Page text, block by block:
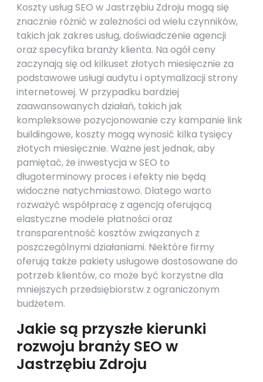
Koszty usług SEO w Jastrzębiu Zdroju mogą się
znacznie różnić w zależności od wielu czynników,
takich jak zakres usług, doświadczenie agencji
oraz specyfika branży klienta. Na ogół ceny
zaczynają się od kilkuset złotych miesięcznie za
podstawowe usługi audytu i optymalizacji strony
internetowej. W przypadku bardziej
zaawansowanych działań, takich jak
kompleksowe pozycjonowanie czy kampanie link
buildingowe, koszty mogą wynosić kilka tysięcy
złotych miesięcznie. Ważne jest jednak, aby
pamiętać, że inwestycja w SEO to
długoterminowy proces i efekty nie będą
widoczne natychmiastowo. Dlatego warto
rozważyć współpracę z agencją oferującą
elastyczne modele płatności oraz
transparentność kosztów związanych z
poszczególnymi działaniami. Niektóre firmy
oferują także pakiety usługowe dostosowane do
potrzeb klientów, co może być korzystne dla
mniejszych przedsiębiorstw z ograniczonym
budżetem.
Jakie są przyszłe kierunki
rozwoju branży SEO w
Jastrzębiu Zdroju